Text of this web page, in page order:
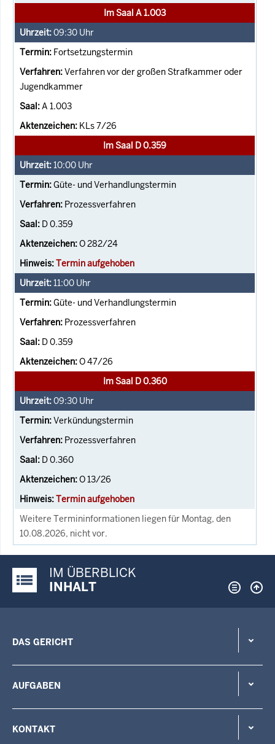
Im Saal A 1.003
09:30 Uhr
Fortsetzungstermin
Verfahren vor der großen Strafkammer oder
Jugendkammer
A 1.003
KLs 7/26
Im Saal D 0.359
10:00 Uhr
Güte- und Verhandlungstermin
Prozessverfahren
D 0.359
O 282/24
Termin aufgehoben
11:00 Uhr
Güte- und Verhandlungstermin
Prozessverfahren
D 0.359
O 47/26
Im Saal D 0.360
09:30 Uhr
Verkündungstermin
Prozessverfahren
D 0.360
O 13/26
Termin aufgehoben
Weitere Termininformationen liegen für Montag, den
10.08.2026, nicht vor.
Justiz-Portal im Überblick:
IM ÜBERBLICK
INHALT
DAS GERICHT
AUFGABEN
KONTAKT